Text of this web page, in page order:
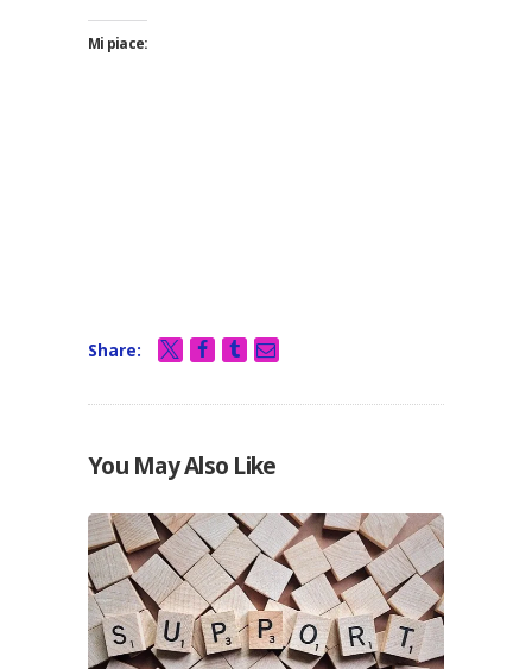
Mi piace:
Share:
You May Also Like